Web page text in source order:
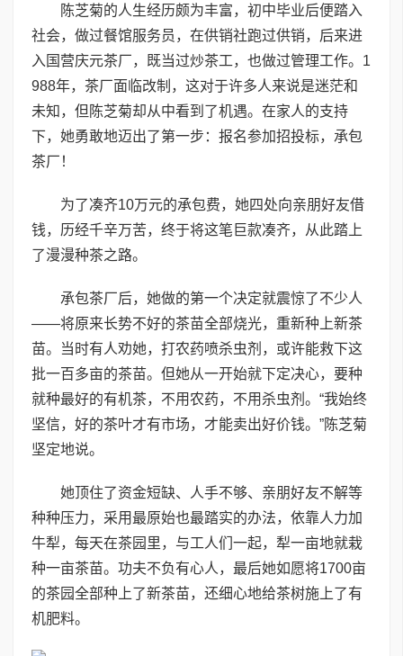
陈芝菊的人生经历颇为丰富，初中毕业后便踏入
社会，做过餐馆服务员，在供销社跑过供销，后来进
入国营庆元茶厂，既当过炒茶工，也做过管理工作。1
988年，茶厂面临改制，这对于许多人来说是迷茫和
未知，但陈芝菊却从中看到了机遇。在家人的支持
下，她勇敢地迈出了第一步：报名参加招投标，承包
茶厂！
为了凑齐10万元的承包费，她四处向亲朋好友借
钱，历经千辛万苦，终于将这笔巨款凑齐，从此踏上
了漫漫种茶之路。
承包茶厂后，她做的第一个决定就震惊了不少人
——将原来长势不好的茶苗全部烧光，重新种上新茶
苗。当时有人劝她，打农药喷杀虫剂，或许能救下这
批一百多亩的茶苗。但她从一开始就下定决心，要种
就种最好的有机茶，不用农药，不用杀虫剂。“我始终
坚信，好的茶叶才有市场，才能卖出好价钱。”陈芝菊
坚定地说。
她顶住了资金短缺、人手不够、亲朋好友不解等
种种压力，采用最原始也最踏实的办法，依靠人力加
牛犁，每天在茶园里，与工人们一起，犁一亩地就栽
种一亩茶苗。功夫不负有心人，最后她如愿将1700亩
的茶园全部种上了新茶苗，还细心地给茶树施上了有
机肥料。